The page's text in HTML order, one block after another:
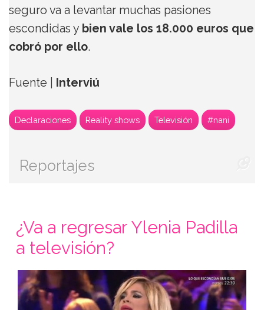
seguro va a levantar muchas pasiones
escondidas y bien vale los 18.000 euros que
cobró por ello.
Fuente | Interviú
Declaraciones Reality shows Televisión #nani
Reportajes
¿Va a regresar Ylenia Padilla
a televisión?